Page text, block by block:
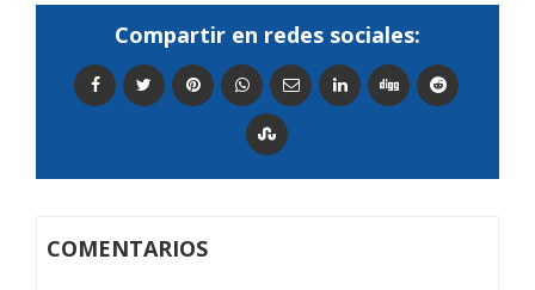
Compartir en redes sociales:
COMENTARIOS